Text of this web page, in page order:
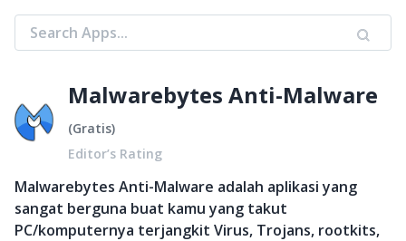
Malwarebytes Anti-Malware
(Gratis)
Editor’s Rating
Malwarebytes Anti-Malware adalah aplikasi yang
sangat berguna buat kamu yang takut
PC/komputernya terjangkit Virus, Trojans, rootkits,